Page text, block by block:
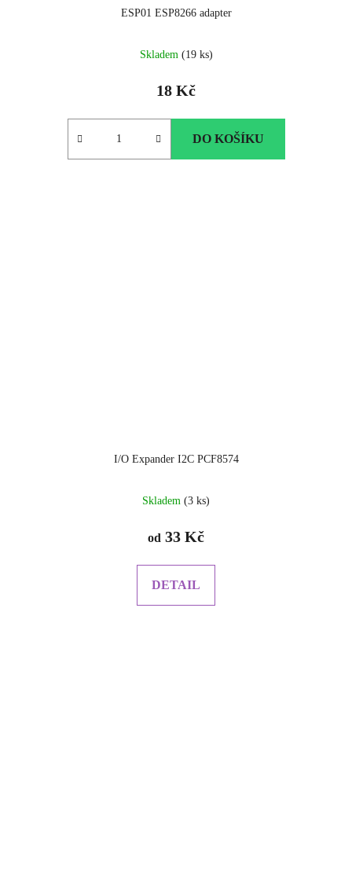
ESP01 ESP8266 adapter
Skladem (19 ks)
18 Kč
DO KOŠÍKU
I/O Expander I2C PCF8574
Skladem (3 ks)
od 33 Kč
DETAIL